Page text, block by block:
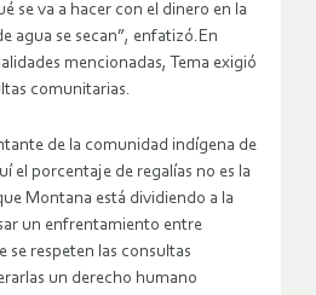
se va a hacer con el dinero en la
agua se secan”, enfatizó.En
mencionadas, Tema exigió
comunitarias.
de la comunidad indígena de
el porcentaje de regalías no es la
Montana está dividiendo a la
un enfrentamiento entre
se respeten las consultas
un derecho humano